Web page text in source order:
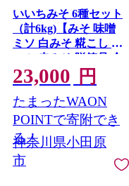
いいちみそ 6種セット
（計6kg)【みそ 味噌
ミソ 白みそ 糀こし 糀
つぶ 赤みそ 贈答品 合
わせ 箱根路 贈り物 大
容量 神奈川県 小田原
市 】
23,000 円
たまったWAON
POINTで寄附でき
る！
神奈川県小田原
市